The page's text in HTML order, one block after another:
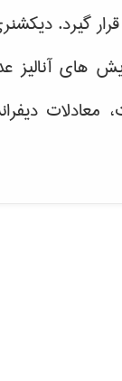
گیرد.
های
معادلات